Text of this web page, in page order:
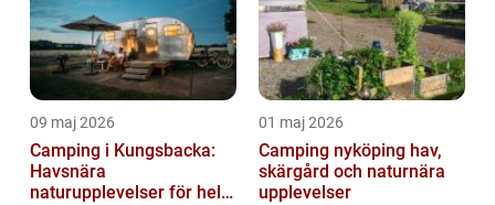
09 maj 2026
Camping i Kungsbacka:
Havsnära
naturupplevelser för hela
01 maj 2026
Camping nyköping hav,
skärgård och naturnära
upplevelser